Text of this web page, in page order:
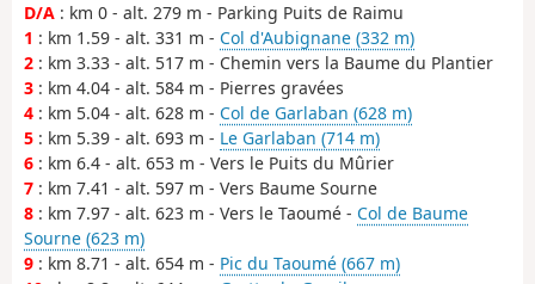
D/A : km 0 - alt. 279 m - Parking Puits de Raimu
1 : km 1.59 - alt. 331 m - Col d'Aubignane (332 m)
2 : km 3.33 - alt. 517 m - Chemin vers la Baume du Plantier
3 : km 4.04 - alt. 584 m - Pierres gravées
4 : km 5.04 - alt. 628 m - Col de Garlaban (628 m)
5 : km 5.39 - alt. 693 m - Le Garlaban (714 m)
6 : km 6.4 - alt. 653 m - Vers le Puits du Mûrier
7 : km 7.41 - alt. 597 m - Vers Baume Sourne
8 : km 7.97 - alt. 623 m - Vers le Taoumé - Col de Baume
Sourne (623 m)
9 : km 8.71 - alt. 654 m - Pic du Taoumé (667 m)